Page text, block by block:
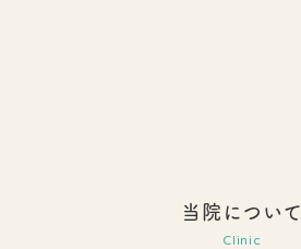
当院について
Clinic